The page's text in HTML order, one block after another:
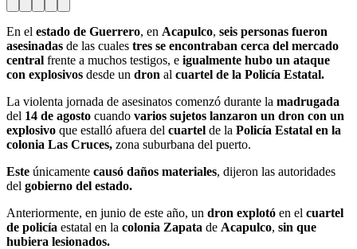
En el estado de Guerrero, en Acapulco, seis personas fueron
asesinadas de las cuales tres se encontraban cerca del mercado
central frente a muchos testigos, e igualmente hubo un ataque
con explosivos desde un dron al cuartel de la Policía Estatal.
La violenta jornada de asesinatos comenzó durante la madrugada
del 14 de agosto cuando varios sujetos lanzaron un dron con un
explosivo que estalló afuera del cuartel de la Policía Estatal en la
colonia Las Cruces, zona suburbana del puerto.
Este únicamente causó daños materiales, dijeron las autoridades
del gobierno del estado.
Anteriormente, en junio de este año, un dron explotó en el cuartel
de policía estatal en la colonia Zapata de Acapulco, sin que
hubiera lesionados.